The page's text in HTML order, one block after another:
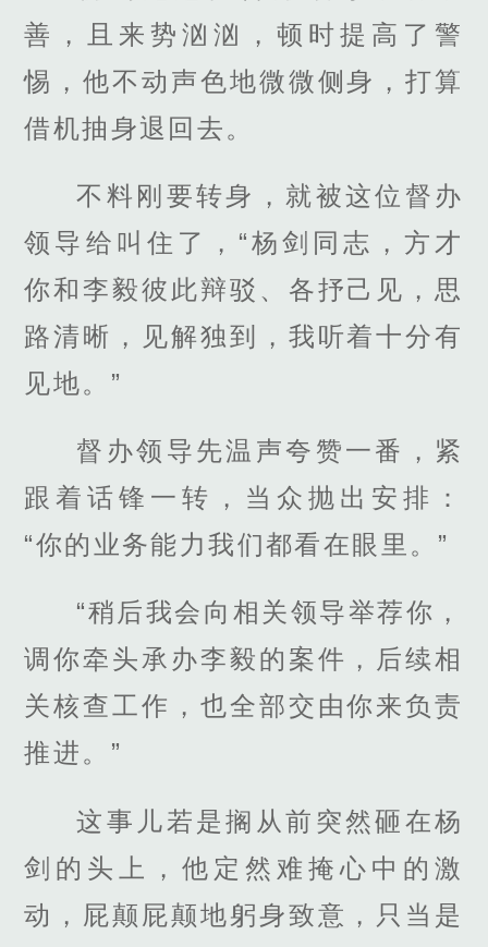
善，且来势汹汹，顿时提高了警
惕，他不动声色地微微侧身，打算
借机抽身退回去。
不料刚要转身，就被这位督办
领导给叫住了，“杨剑同志，方才
你和李毅彼此辩驳、各抒己见，思
路清晰，见解独到，我听着十分有
见地。”
督办领导先温声夸赞一番，紧
跟着话锋一转，当众抛出安排：
“你的业务能力我们都看在眼里。”
“稍后我会向相关领导举荐你，
调你牵头承办李毅的案件，后续相
关核查工作，也全部交由你来负责
推进。”
这事儿若是搁从前突然砸在杨
剑的头上，他定然难掩心中的激
动，屁颠屁颠地躬身致意，只当是